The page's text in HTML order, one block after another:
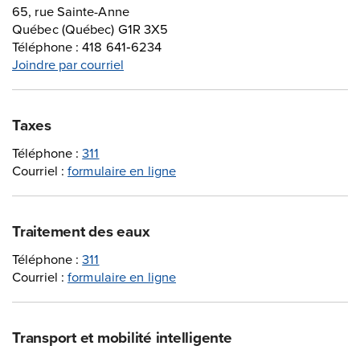
65, rue Sainte-Anne
Québec (Québec) G1R 3X5
Téléphone : 418 641‑6234
Joindre par courriel
Taxes
Téléphone :311
Courriel :formulaire en ligne
Traitement des eaux
Téléphone :311
Courriel :formulaire en ligne
Transport et mobilité intelligente